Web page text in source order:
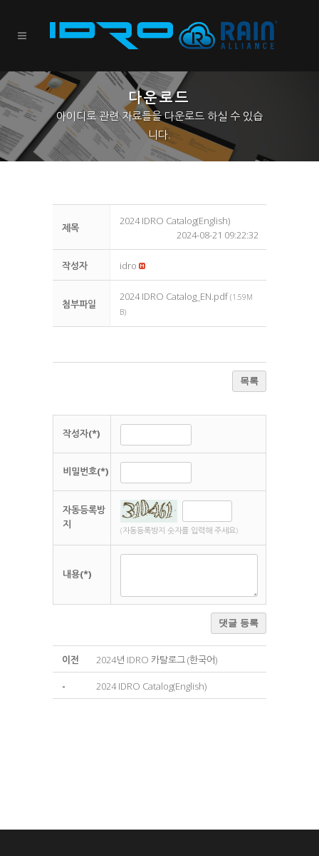
다운로드
아이디로 관련 자료들을 다운로드 하실 수 있습
니다.
제목
2024 IDRO Catalog(English)
2024-08-21 09:22:32
작성자 idro
첨부파일
2024 IDRO Catalog_EN.pdf(1.59M
B)
목록
작성자(*)
비밀번호(*)
자동등록방
지
(자동등록방지 숫자를 입력해 주세요)
내용(*)
댓글 등록
이전 2024년 IDRO 카탈로그 (한국어)
- 2024 IDRO Catalog(English)